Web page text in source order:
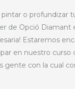
pintar o profundizar
de Opció Diamant
Estaremos
en nuestro curso
gente con la cual